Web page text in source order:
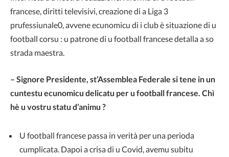
francese, diritti televisivi, creazione di a Liga 3
prufessiunale0, avvene ecunomicu di i club è situazione di u
football corsu : u patrone di u football francese detalla a so
strada maestra.
– Signore Presidente, st’Assemblea Federale si tene in un
cuntestu ecunomicu delicatu per u football francese. Chì
hè u vostru statu d’animu ?
U football francese passa in verità per una perioda
cumplicata. Dapoi a crisa di u Covid, avemu subitu